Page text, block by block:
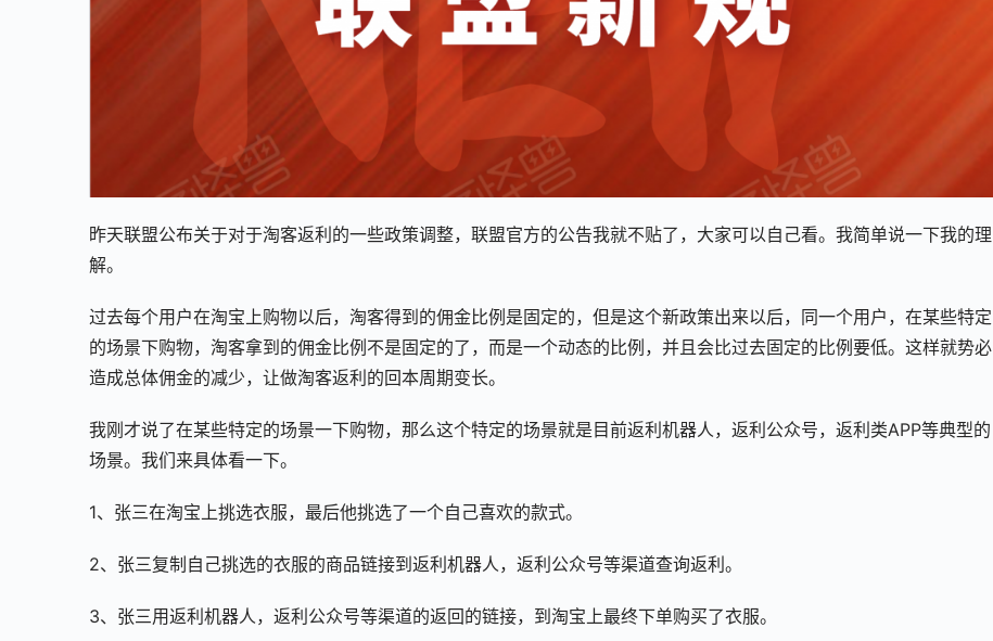
昨天联盟公布关于对于淘客返利的一些政策调整，联盟官方的公告我就不贴了，大家可以自己看。我简单说一下我的理
解。
过去每个用户在淘宝上购物以后，淘客得到的佣金比例是固定的，但是这个新政策出来以后，同一个用户，在某些特定
的场景下购物，淘客拿到的佣金比例不是固定的了，而是一个动态的比例，并且会比过去固定的比例要低。这样就势必
造成总体佣金的减少，让做淘客返利的回本周期变长。
我刚才说了在某些特定的场景一下购物，那么这个特定的场景就是目前返利机器人，返利公众号，返利类APP等典型的
场景。我们来具体看一下。
1、张三在淘宝上挑选衣服，最后他挑选了一个自己喜欢的款式。
2、张三复制自己挑选的衣服的商品链接到返利机器人，返利公众号等渠道查询返利。
3、张三用返利机器人，返利公众号等渠道的返回的链接，到淘宝上最终下单购买了衣服。